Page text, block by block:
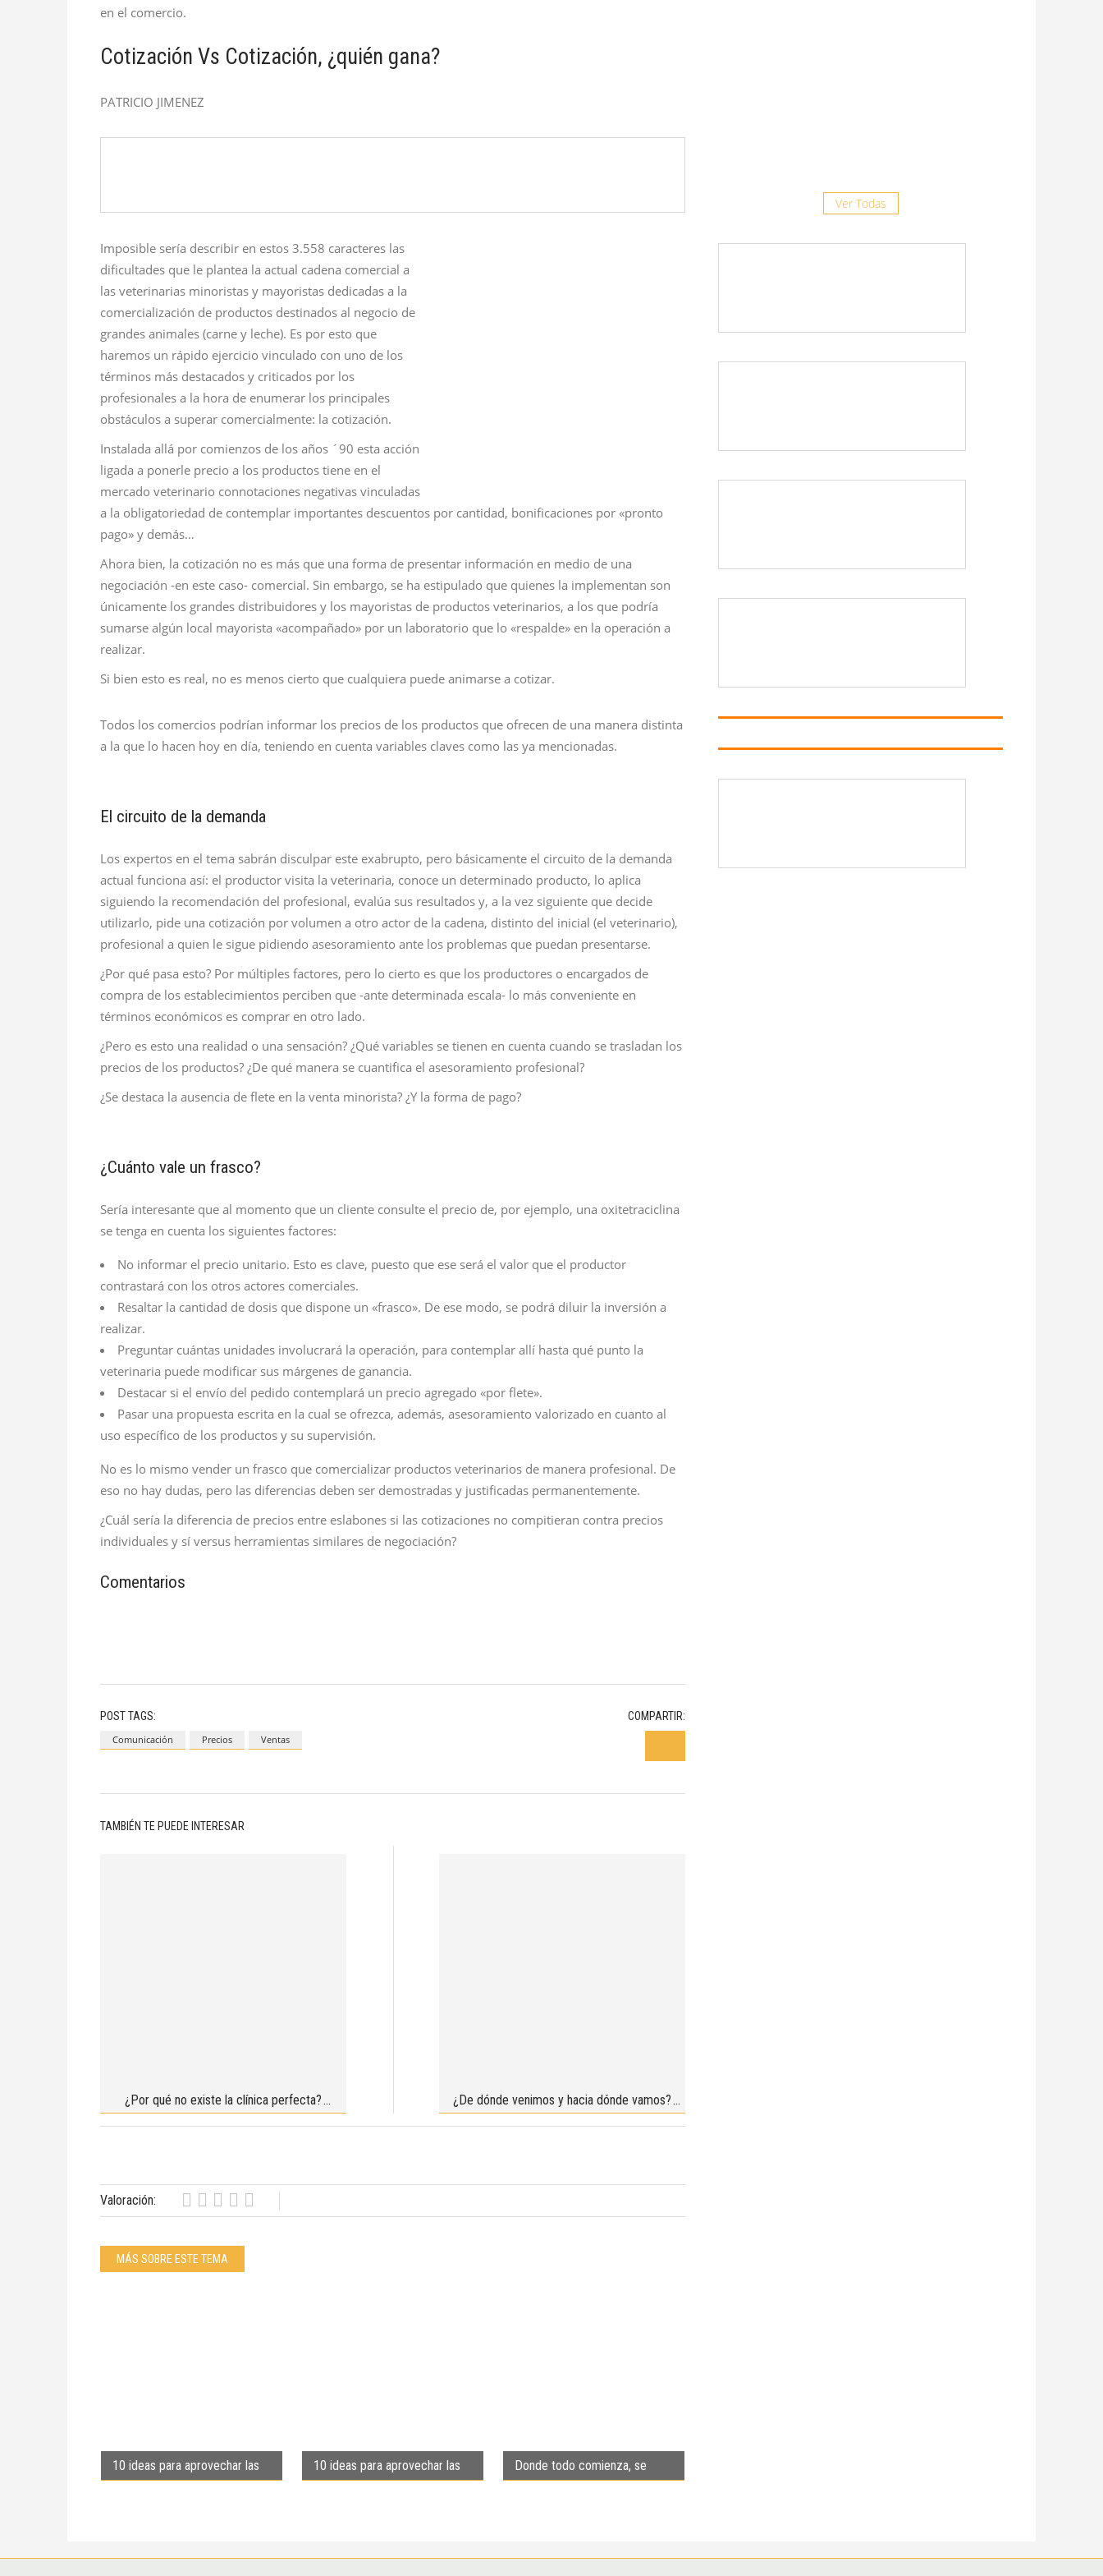
en el comercio.
Cotización Vs Cotización, ¿quién gana?
PATRICIO JIMENEZ
Imposible sería describir en estos 3.558 caracteres las
dificultades que le plantea la actual cadena comercial a
las veterinarias minoristas y mayoristas dedicadas a la
comercialización de productos destinados al negocio de
grandes animales (carne y leche). Es por esto que
haremos un rápido ejercicio vinculado con uno de los
términos más destacados y criticados por los
profesionales a la hora de enumerar los principales
obstáculos a superar comercialmente: la cotización.
Instalada allá por comienzos de los años ´90 esta acción
ligada a ponerle precio a los productos tiene en el
mercado veterinario connotaciones negativas vinculadas
a la obligatoriedad de contemplar importantes descuentos por cantidad, bonificaciones por «pronto
pago» y demás…
Ahora bien, la cotización no es más que una forma de presentar información en medio de una
negociación -en este caso- comercial. Sin embargo, se ha estipulado que quienes la implementan son
únicamente los grandes distribuidores y los mayoristas de productos veterinarios, a los que podría
sumarse algún local mayorista «acompañado» por un laboratorio que lo «respalde» en la operación a
realizar.
Si bien esto es real, no es menos cierto que cualquiera puede animarse a cotizar.
Todos los comercios podrían informar los precios de los productos que ofrecen de una manera distinta
a la que lo hacen hoy en día, teniendo en cuenta variables claves como las ya mencionadas.
El circuito de la demanda
Los expertos en el tema sabrán disculpar este exabrupto, pero básicamente el circuito de la demanda
actual funciona así: el productor visita la veterinaria, conoce un determinado producto, lo aplica
siguiendo la recomendación del profesional, evalúa sus resultados y, a la vez siguiente que decide
utilizarlo, pide una cotización por volumen a otro actor de la cadena, distinto del inicial (el veterinario),
profesional a quien le sigue pidiendo asesoramiento ante los problemas que puedan presentarse.
¿Por qué pasa esto? Por múltiples factores, pero lo cierto es que los productores o encargados de
compra de los establecimientos perciben que -ante determinada escala- lo más conveniente en
términos económicos es comprar en otro lado.
¿Pero es esto una realidad o una sensación? ¿Qué variables se tienen en cuenta cuando se trasladan los
precios de los productos? ¿De qué manera se cuantifica el asesoramiento profesional?
¿Se destaca la ausencia de flete en la venta minorista? ¿Y la forma de pago?
¿Cuánto vale un frasco?
Sería interesante que al momento que un cliente consulte el precio de, por ejemplo, una oxitetraciclina
se tenga en cuenta los siguientes factores:
No informar el precio unitario. Esto es clave, puesto que ese será el valor que el productor
contrastará con los otros actores comerciales.
Resaltar la cantidad de dosis que dispone un «frasco». De ese modo, se podrá diluir la inversión a
realizar.
Preguntar cuántas unidades involucrará la operación, para contemplar allí hasta qué punto la
veterinaria puede modificar sus márgenes de ganancia.
Destacar si el envío del pedido contemplará un precio agregado «por flete».
Pasar una propuesta escrita en la cual se ofrezca, además, asesoramiento valorizado en cuanto al
uso específico de los productos y su supervisión.
No es lo mismo vender un frasco que comercializar productos veterinarios de manera profesional. De
eso no hay dudas, pero las diferencias deben ser demostradas y justificadas permanentemente.
¿Cuál sería la diferencia de precios entre eslabones si las cotizaciones no compitieran contra precios
individuales y sí versus herramientas similares de negociación?
Comentarios
POST TAGS:
Comunicación Precios Ventas
COMPARTIR:
TAMBIÉN TE PUEDE INTERESAR
¿Por qué no existe la clínica perfecta? ¿De dónde venimos y hacia dónde vamos?
Valoración:
MÁS SOBRE ESTE TEMA
10 ideas para aprovechar las
10 ideas para aprovechar las
Donde todo comienza, se
Ver Todas